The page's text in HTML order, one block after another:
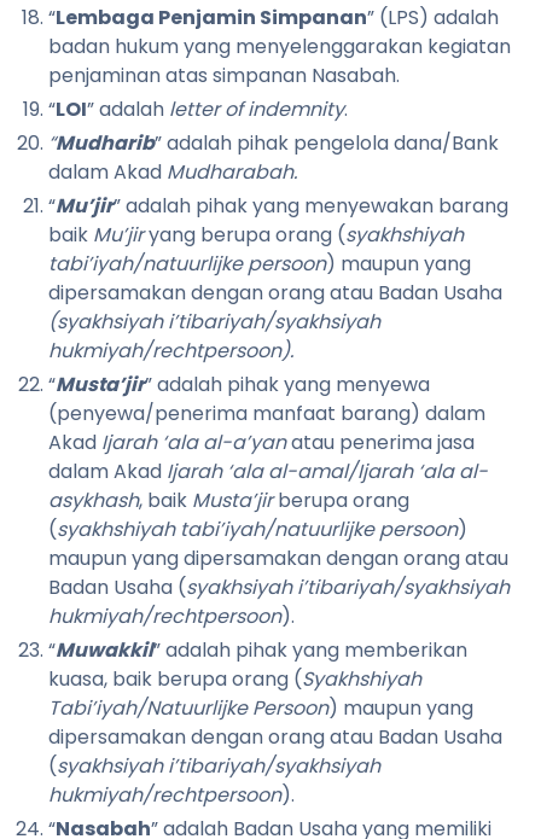
“Lembaga Penjamin Simpanan” (LPS) adalah
badan hukum yang menyelenggarakan kegiatan
penjaminan atas simpanan Nasabah.
“LOI” adalah letter of indemnity.
“Mudharib” adalah pihak pengelola dana/Bank
dalam Akad Mudharabah.
“Mu’jir” adalah pihak yang menyewakan barang
baik Mu’jiryang berupa orang (syakhshiyah
tabi’iyah/natuurlijke persoon) maupun yang
dipersamakan dengan orang atau Badan Usaha
(syakhsiyah i’tibariyah/syakhsiyah
hukmiyah/rechtpersoon).
“Musta’jir” adalah pihak yang menyewa
(penyewa/penerima manfaat barang) dalam
Akad Ijarah ‘ala al-a’yanatau penerima jasa
dalam Akad Ijarah ‘ala al-amal/Ijarah ‘ala al-
asykhash, baik Musta’jirberupa orang
(syakhshiyah tabi’iyah/natuurlijke persoon)
maupun yang dipersamakan dengan orang atau
Badan Usaha (syakhsiyah i’tibariyah/syakhsiyah
hukmiyah/rechtpersoon).
“Muwakkil” adalah pihak yang memberikan
kuasa, baik berupa orang (Syakhshiyah
Tabi’iyah/Natuurlijke Persoon) maupun yang
dipersamakan dengan orang atau Badan Usaha
(syakhsiyah i’tibariyah/syakhsiyah
hukmiyah/rechtpersoon).
“Nasabah” adalah Badan Usaha yang memiliki